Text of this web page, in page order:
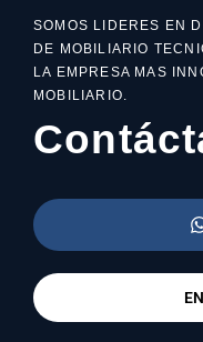
SOMOS LIDERES EN
DE MOBILIARIO
LA EMPRESA MAS
MOBILIARIO.